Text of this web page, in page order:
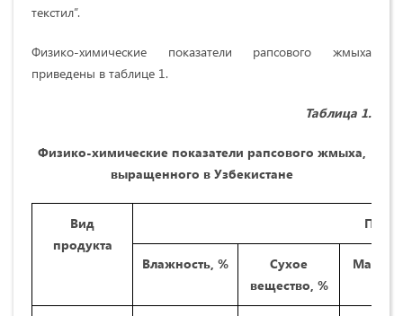
текстил”.
Физико-химические показатели рапсового жмыха
приведены в таблице 1.
Таблица 1.
Физико-химические показатели рапсового жмыха,
выращенного в Узбекистане
Вид
продукта
Влажность, %
Сухое
вещество, %